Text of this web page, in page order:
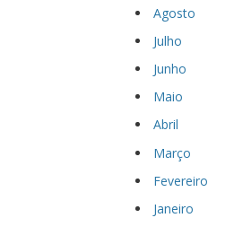
Agosto
Julho
Junho
Maio
Abril
Março
Fevereiro
Janeiro